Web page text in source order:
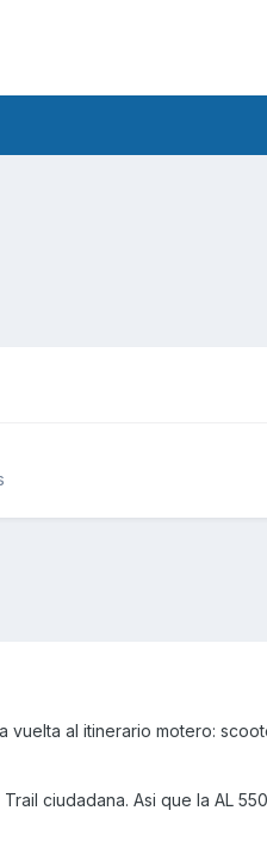
vuelta al itinerario motero:
ciudadana. Asi que la AL